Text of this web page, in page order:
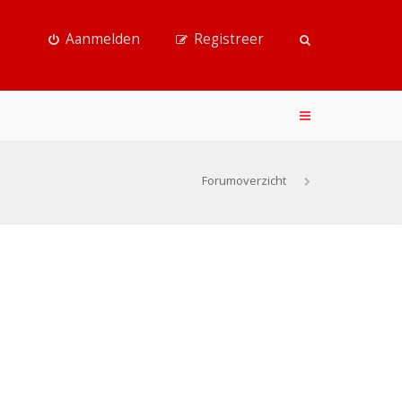
Aanmelden Registreer
Forumoverzicht